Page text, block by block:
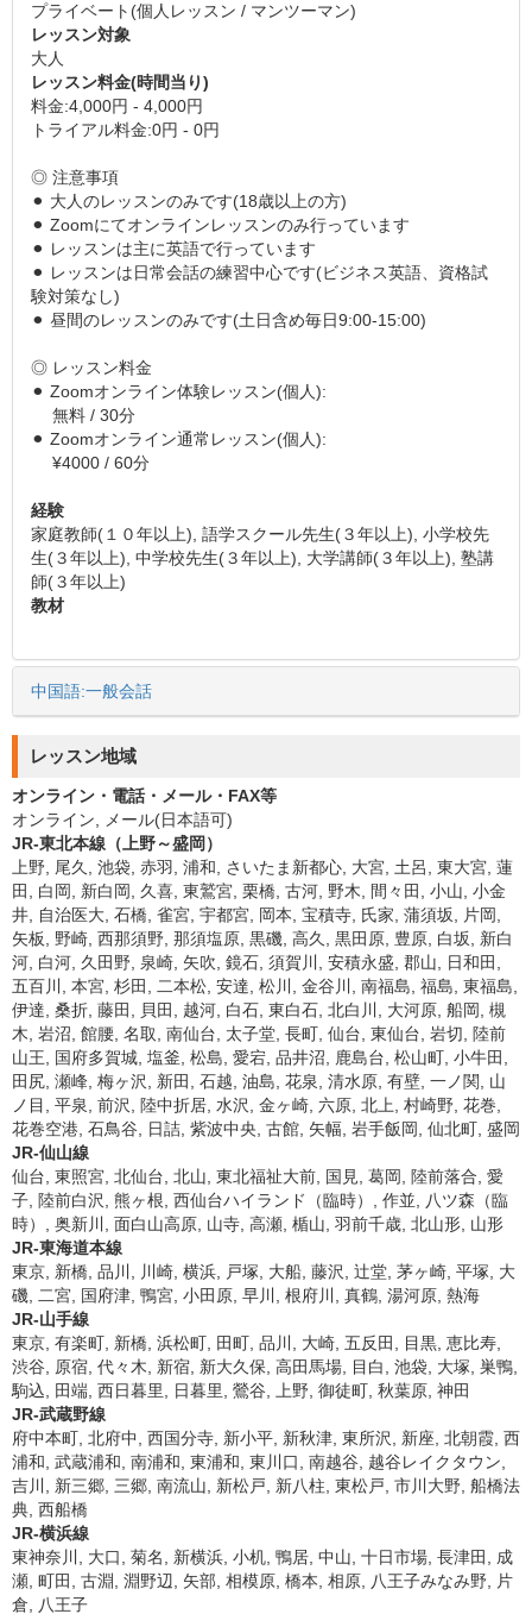
プライベート(個人レッスン / マンツーマン)
レッスン対象
大人
レッスン料金(時間当り)
料金:4,000円 - 4,000円
トライアル料金:0円 - 0円
◎ 注意事項
⚫︎ 大人のレッスンのみです(18歳以上の方)
⚫︎ Zoomにてオンラインレッスンのみ行っています
⚫︎ レッスンは主に英語で行っています
⚫︎ レッスンは日常会話の練習中心です(ビジネス英語、資格試
験対策なし)
⚫︎ 昼間のレッスンのみです(土日含め毎日9:00-15:00)
◎ レッスン料金
⚫︎ Zoomオンライン体験レッスン(個人):
無料 / 30分
⚫︎ Zoomオンライン通常レッスン(個人):
¥4000 / 60分
経験
家庭教師(１０年以上), 語学スクール先生(３年以上), 小学校先
生(３年以上), 中学校先生(３年以上), 大学講師(３年以上), 塾講
師(３年以上)
教材
中国語:一般会話
レッスン地域
オンライン・電話・メール・FAX等
オンライン, メール(日本語可)
JR-東北本線（上野～盛岡）
上野, 尾久, 池袋, 赤羽, 浦和, さいたま新都心, 大宮, 土呂, 東大宮, 蓮
田, 白岡, 新白岡, 久喜, 東鷲宮, 栗橋, 古河, 野木, 間々田, 小山, 小金
井, 自治医大, 石橋, 雀宮, 宇都宮, 岡本, 宝積寺, 氏家, 蒲須坂, 片岡,
矢板, 野崎, 西那須野, 那須塩原, 黒磯, 高久, 黒田原, 豊原, 白坂, 新白
河, 白河, 久田野, 泉崎, 矢吹, 鏡石, 須賀川, 安積永盛, 郡山, 日和田,
五百川, 本宮, 杉田, 二本松, 安達, 松川, 金谷川, 南福島, 福島, 東福島,
伊達, 桑折, 藤田, 貝田, 越河, 白石, 東白石, 北白川, 大河原, 船岡, 槻
木, 岩沼, 館腰, 名取, 南仙台, 太子堂, 長町, 仙台, 東仙台, 岩切, 陸前
山王, 国府多賀城, 塩釜, 松島, 愛宕, 品井沼, 鹿島台, 松山町, 小牛田,
田尻, 瀬峰, 梅ヶ沢, 新田, 石越, 油島, 花泉, 清水原, 有壁, 一ノ関, 山
ノ目, 平泉, 前沢, 陸中折居, 水沢, 金ヶ崎, 六原, 北上, 村崎野, 花巻,
花巻空港, 石鳥谷, 日詰, 紫波中央, 古館, 矢幅, 岩手飯岡, 仙北町, 盛岡
JR-仙山線
仙台, 東照宮, 北仙台, 北山, 東北福祉大前, 国見, 葛岡, 陸前落合, 愛
子, 陸前白沢, 熊ヶ根, 西仙台ハイランド（臨時）, 作並, 八ツ森（臨
時）, 奥新川, 面白山高原, 山寺, 高瀬, 楯山, 羽前千歳, 北山形, 山形
JR-東海道本線
東京, 新橋, 品川, 川崎, 横浜, 戸塚, 大船, 藤沢, 辻堂, 茅ヶ崎, 平塚, 大
磯, 二宮, 国府津, 鴨宮, 小田原, 早川, 根府川, 真鶴, 湯河原, 熱海
JR-山手線
東京, 有楽町, 新橋, 浜松町, 田町, 品川, 大崎, 五反田, 目黒, 恵比寿,
渋谷, 原宿, 代々木, 新宿, 新大久保, 高田馬場, 目白, 池袋, 大塚, 巣鴨,
駒込, 田端, 西日暮里, 日暮里, 鶯谷, 上野, 御徒町, 秋葉原, 神田
JR-武蔵野線
府中本町, 北府中, 西国分寺, 新小平, 新秋津, 東所沢, 新座, 北朝霞, 西
浦和, 武蔵浦和, 南浦和, 東浦和, 東川口, 南越谷, 越谷レイクタウン,
吉川, 新三郷, 三郷, 南流山, 新松戸, 新八柱, 東松戸, 市川大野, 船橋法
典, 西船橋
JR-横浜線
東神奈川, 大口, 菊名, 新横浜, 小机, 鴨居, 中山, 十日市場, 長津田, 成
瀬, 町田, 古淵, 淵野辺, 矢部, 相模原, 橋本, 相原, 八王子みなみ野, 片
倉, 八王子